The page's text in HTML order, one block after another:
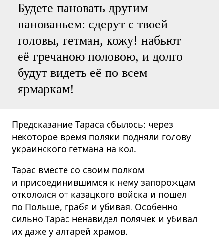
Будете пановать другим
панованьем: сдерут с твоей
головы, гетман, кожу! набьют
её гречаною половою, и долго
будут видеть её по всем
ярмаркам!
Предсказание Тараса сбылось: через
некоторое время поляки подняли голову
украинского гетмана на кол.
Тарас вместе со своим полком
и присоединившимся к нему запорожцам
откололся от казацкого войска и пошёл
по Польше, грабя и убивая. Особенно
сильно Тарас ненавидел полячек и убивал
их даже у алтарей храмов.